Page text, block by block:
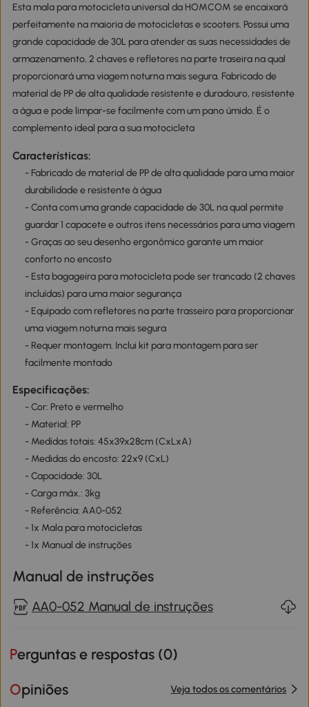
Esta mala para motocicleta universal da HOMCOM se encaixará
perfeitamente na maioria de motocicletas e scooters. Possui uma
grande capacidade de 30L para atender as suas necessidades de
armazenamento, 2 chaves e refletores na parte traseira na qual
proporcionará uma viagem noturna mais segura. Fabricado de
material de PP de alta qualidade resistente e duradouro, resistente
a água e pode limpar-se facilmente com um pano úmido. É o
complemento ideal para a sua motocicleta
Características:
- Fabricado de material de PP de alta qualidade para uma maior
durabilidade e resistente à água
- Conta com uma grande capacidade de 30L na qual permite
guardar 1 capacete e outros itens necessários para uma viagem
- Graças ao seu desenho ergonômico garante um maior
conforto no encosto
- Esta bagageira para motocicleta pode ser trancado (2 chaves
incluídas) para uma maior segurança
- Equipado com refletores na parte trasseiro para proporcionar
uma viagem noturna mais segura
- Requer montagem. Inclui kit para montagem para ser
facilmente montado
Especificações:
- Cor: Preto e vermelho
- Material: PP
- Medidas totais: 45x39x28cm (CxLxA)
- Medidas do encosto: 22x9 (CxL)
- Capacidade: 30L
- Carga máx.: 3kg
- Referência: AA0-052
- 1x Mala para motocicletas
- 1x Manual de instruções
Manual de instruções
AA0-052 Manual de instruções
Perguntas e respostas (0)
Opiniões Veja todos os comentários